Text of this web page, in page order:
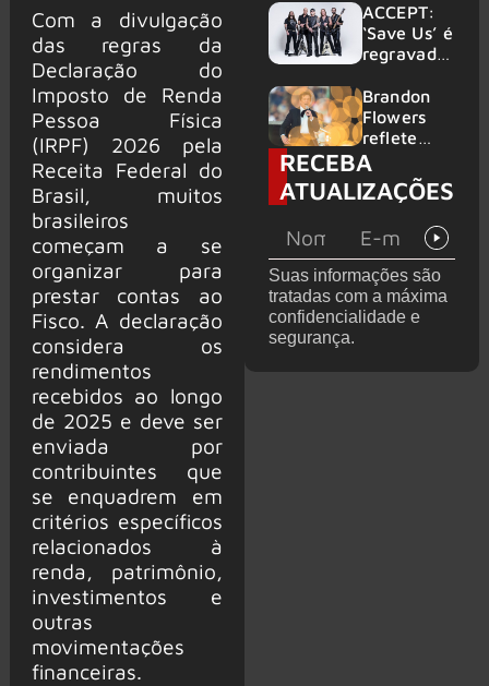
Com a divulgação
das regras da
Declaração do
Imposto de Renda
Pessoa Física
(IRPF) 2026 pela
Receita Federal do
Brasil, muitos
brasileiros
começam a se
organizar para
prestar contas ao
Fisco. A declaração
considera os
rendimentos
recebidos ao longo
de 2025 e deve ser
enviada por
contribuintes que
se enquadrem em
critérios específicos
relacionados à
renda, patrimônio,
investimentos e
outras
movimentações
financeiras.
vivo de
“Fortress”
gravada
am Ring
2026
ACCEPT:
‘Save Us’ é
regravada
membros
do GHOST
e KORN
Brandon
Flowers
reflete
sobre o
futuro e
levanta
de de
deixar os
palcos
RECEBA
ATUALIZAÇÕES
Suas informações são
tratadas com a máxima
confidencialidade e
segurança.